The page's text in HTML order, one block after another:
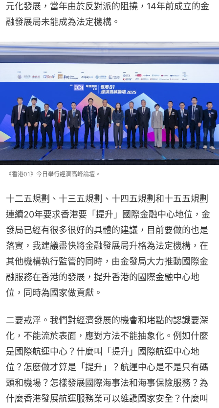
元化發展，當年由於反對派的阻撓，14年前成立的金
融發展局未能成為法定機構。
《香港01》今日舉行經濟高峰論壇。
十二五規劃、十三五規劃、十四五規劃和十五五規劃
連續20年要求香港要「提升」國際金融中心地位，金
發局已經有很多很好的具體的建議，目前要做的也是
落實，我建議盡快將金融發展局升格為法定機構，在
其他機構執行監管的同時，由金發局大力推動國際金
融服務在香港的發展，提升香港的國際金融中心地
位，同時為國家做貢獻。
二要戒浮。我們對經濟發展的機會和堵點的認識要深
化，不能流於表面，應對方法不能抽象化。例如什麼
是國際航運中心？什麼叫「提升」國際航運中心地
位？怎麼做才算是「提升」？航運中心是不是只有碼
頭和機場？怎樣發展國際海事法和海事保險服務？為
什麼香港發展航運服務業可以維護國家安全？什麼叫